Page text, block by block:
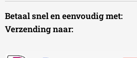
Betaal snel en
Verzending naar: